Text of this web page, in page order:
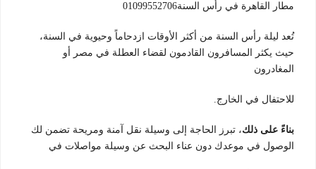
مطار القاهرة في رأس السنة01099552706
تُعد ليلة رأس السنة من أكثر الأوقات ازدحاماً وحيوية في السنة،
حيث يكثر المسافرون القادمون لقضاء العطلة في مصر أو
المغادرون
للاحتفال في الخارج.
بناءً على ذلك، تبرز الحاجة إلى وسيلة نقل آمنة ومريحة تضمن لك
الوصول في موعدك دون عناء البحث عن وسيلة مواصلات في